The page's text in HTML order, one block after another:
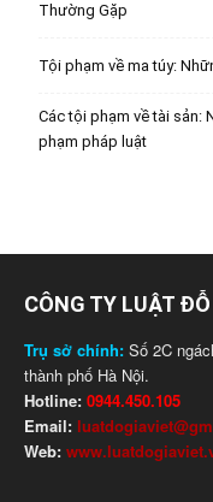
Thường Gặp
Tội phạm về ma túy:
Các tội phạm về tài sản:
phạm pháp luật
CÔNG TY LUẬT
Trụ sở chính: Số 2C
thành phố Hà Nội.
Hotline: 0944.450.105
Email:
Web: